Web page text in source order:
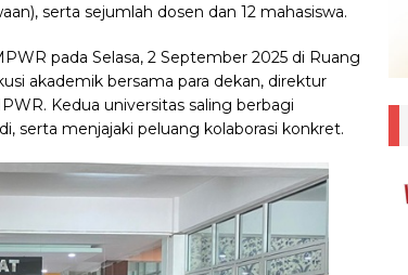
serta sejumlah dosen dan 12 mahasiswa.
pada Selasa, 2 September 2025 di Ruang
akademik bersama para dekan, direktur
Kedua universitas saling berbagi
serta menjajaki peluang kolaborasi konkret.